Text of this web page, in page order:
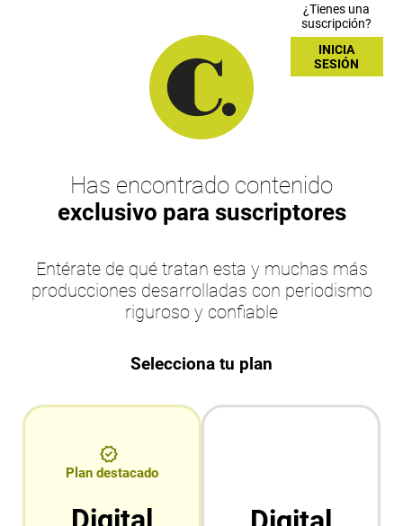
¿Tienes una
suscripción?
INICIA
SESIÓN
Has encontrado contenido
exclusivo para suscriptores
Entérate de qué tratan esta y muchas más
producciones desarrolladas con periodismo
riguroso y confiable
Selecciona tu plan
Plan destacado